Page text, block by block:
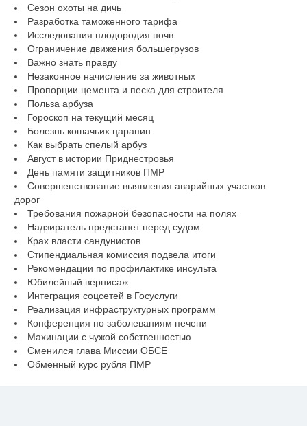
Сезон охоты на дичь
Разработка таможенного тарифа
Исследования плодородия почв
Ограничение движения большегрузов
Важно знать правду
Незаконное начисление за животных
Пропорции цемента и песка для строителя
Польза арбуза
Гороскоп на текущий месяц
Болезнь кошачьих царапин
Как выбрать спелый арбуз
Август в истории Приднестровья
День памяти защитников ПМР
Совершенствование выявления аварийных участков
дорог
Требования пожарной безопасности на полях
Надзиратель предстанет перед судом
Крах власти сандунистов
Стипендиальная комиссия подвела итоги
Рекомендации по профилактике инсульта
Юбилейный вернисаж
Интеграция соцсетей в Госуслуги
Реализация инфраструктурных программ
Конференция по заболеваниям печени
Махинации с чужой собственностью
Сменился глава Миссии ОБСЕ
Обменный курс рубля ПМР